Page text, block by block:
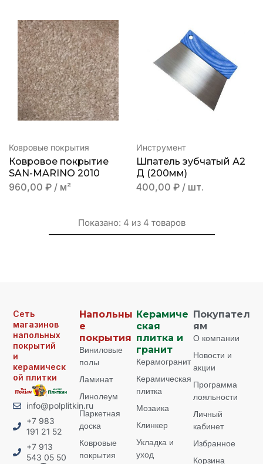
Ковровые покрытия
Ковровое покрытие
SAN-MARINO 2010
960,00 ₽ / м²
Инструмент
Шпатель зубчатый А2
Д (200мм)
400,00 ₽ / шт.
Показано: 4 из 4 товаров
Сеть
магазинов
напольных
покрытий
и
керамическ
ой плитки
info@polplitkin.ru
+7 983
191 21 52
+7 913
543 05 50
Напольны
е
покрытия
Виниловые
полы
Ламинат
Линолеум
Паркетная
доска
Ковровые
покрытия
Керамиче
ская
плитка и
гранит
Керамогранит
Керамическая
плитка
Мозаика
Клинкер
Укладка и
уход
Покупател
ям
О компании
Новости и
акции
Программа
лояльности
Личный
кабинет
Избранное
Корзина